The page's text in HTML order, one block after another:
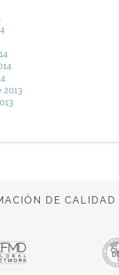
2013
DE CALIDAD